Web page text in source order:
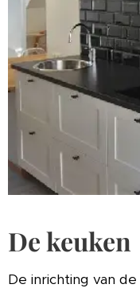
De keuken
De inrichting van